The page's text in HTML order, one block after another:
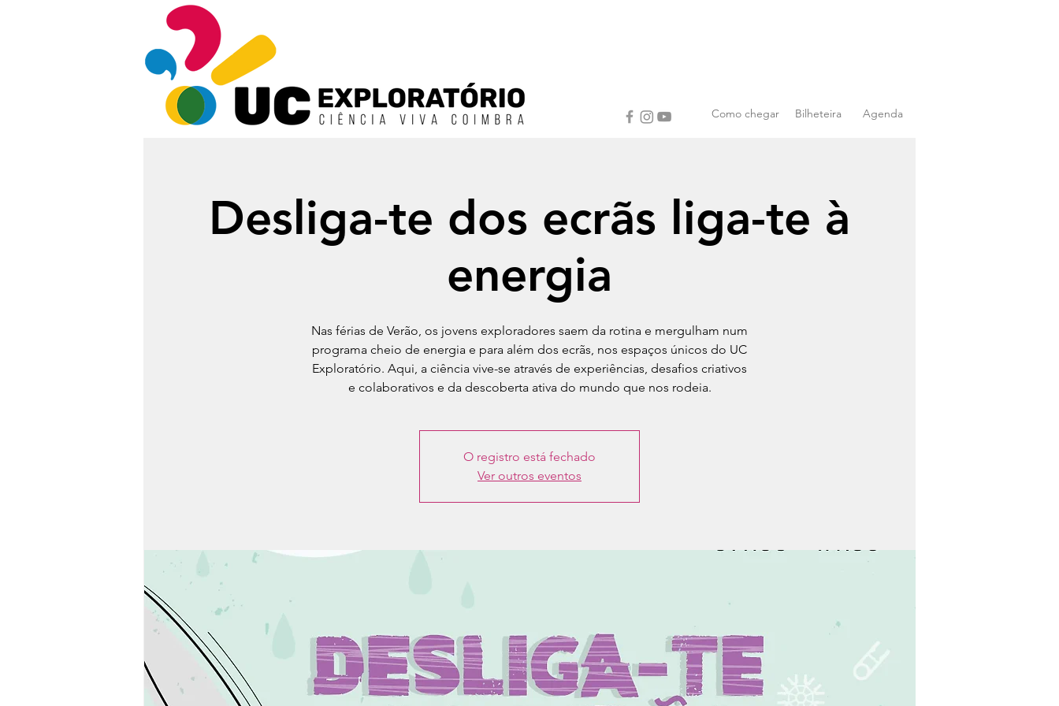
Como chegar Bilheteira Agenda
Desliga-te dos ecrãs liga-te à
energia
Nas férias de Verão, os jovens exploradores saem da rotina e mergulham num
programa cheio de energia e para além dos ecrãs, nos espaços únicos do UC
Exploratório. Aqui, a ciência vive-se através de experiências, desafios criativos
e colaborativos e da descoberta ativa do mundo que nos rodeia.
O registro está fechado
Ver outros eventos